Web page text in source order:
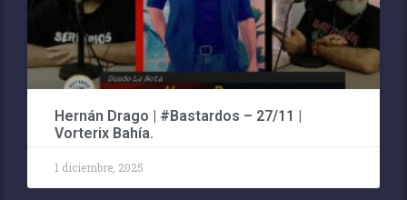
Hernán Drago | #Bastardos – 27/11 |
Vorterix Bahía.
1 diciembre, 2025